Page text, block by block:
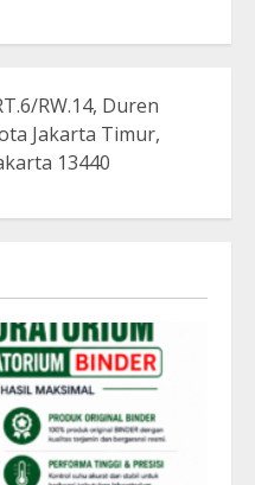
RW.14, Duren
Jakarta Timur,
13440